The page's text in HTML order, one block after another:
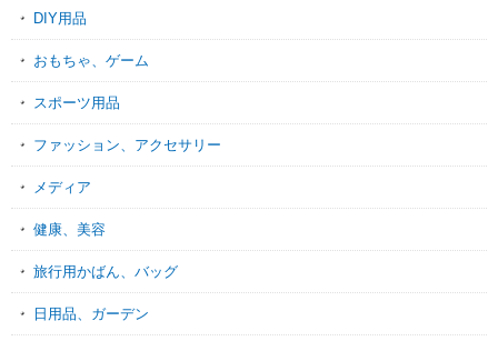
DIY用品
おもちゃ、ゲーム
スポーツ用品
ファッション、アクセサリー
メディア
健康、美容
旅行用かばん、バッグ
日用品、ガーデン